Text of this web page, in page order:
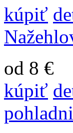
kúpiť
od 8 €
kúpiť